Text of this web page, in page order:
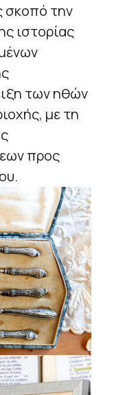
σκοπό την
ιστορίας
των ηθών
με τη
προς